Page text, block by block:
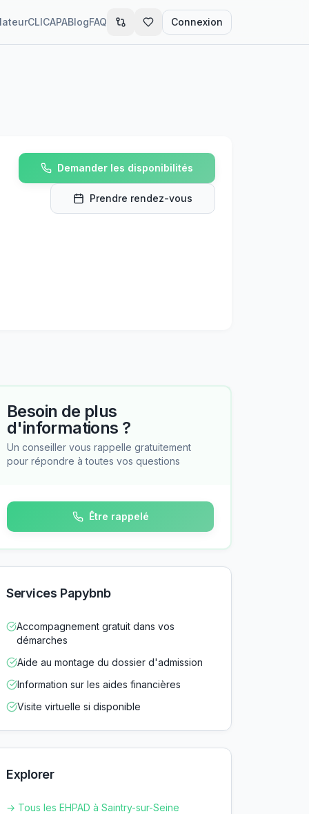
CLICAPABlogFAQ Connexion
Demander les disponibilités
Prendre rendez-vous
Besoin de plus
d'informations ?
Un conseiller vous rappelle gratuitement
pour répondre à toutes vos questions
Être rappelé
Services Papybnb
Accompagnement gratuit dans vos
démarches
Aide au montage du dossier d'admission
Information sur les aides financières
Visite virtuelle si disponible
Explorer
→ Tous les EHPAD à Saintry-sur-Seine